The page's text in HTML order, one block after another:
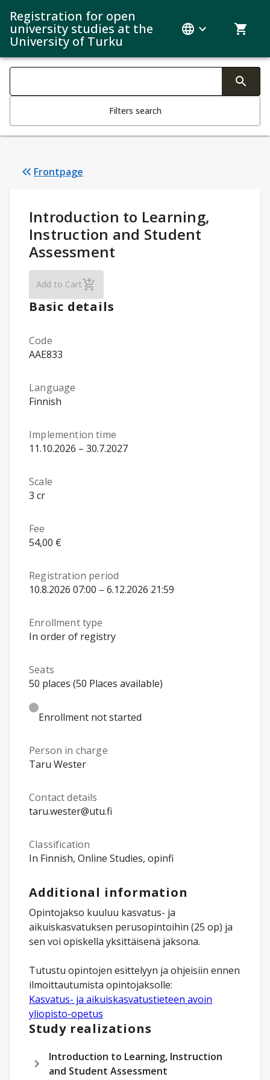
Registration for open
university studies at the
University of Turku
Search filters
Filters search
Frontpage
Study Details :
Introduction to Learning,
Instruction and Student
Assessment
Add to CartIntroduction to Learning, Instruction and
Basic details
Code
AAE833
Language
Finnish
Implemention time
11.10.2026 – 30.7.2027
Scale
3 cr
Fee
54,00 €
Registration period
10.8.2026 07:00 – 6.12.2026 21:59
Enrollment type
In order of registry
Seats
50 places (50 Places available)
Enrollment not started
Person in charge
Taru Wester
Contact details
taru.wester@utu.fi
Classification
In Finnish, Online Studies, opinfi
Additional information
Opintojakso kuuluu kasvatus- ja
aikuiskasvatuksen perusopintoihin (25 op) ja
sen voi opiskella yksittäisenä jaksona.
Tutustu opintojen esittelyyn ja ohjeisiin ennen
Kasvatus- ja aikuiskasvatustieteen avoin
yliopisto-opetus
Study realizations
Introduction to Learning, Instruction
and Student Assessment